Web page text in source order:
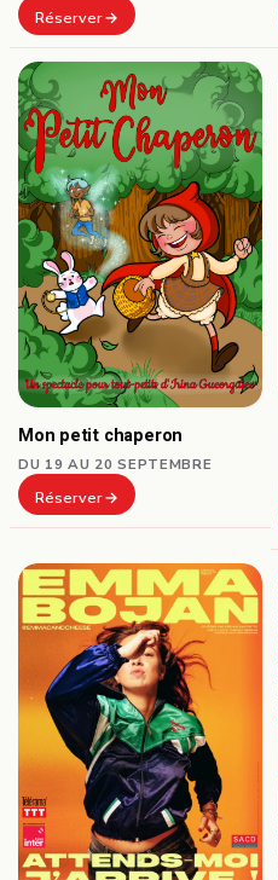
Réserver
Mon petit chaperon
DU 19 AU 20 SEPTEMBRE
Réserver